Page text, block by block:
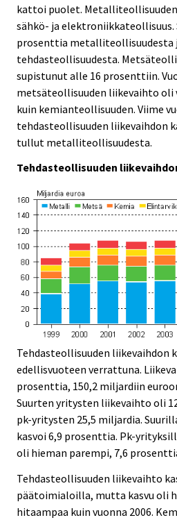
kattoi puolet.
sähkö- ja elektroniikkateollisuus.
prosenttia metalliteollisuudesta
tehdasteollisuudesta.
supistunut alle 16 prosenttiin.
metsäteollisuuden liikevaihto oli
kuin kemianteollisuuden. Viime
tehdasteollisuuden liikevaihdon
tullut metalliteollisuudesta.
Tehdasteollisuuden
Tehdasteollisuuden liikevaihdon
edellisvuoteen verrattuna.
prosenttia, 150,2 miljardiin
Suurten yritysten liikevaihto oli
pk-yritysten 25,5 miljardia.
kasvoi 6,9 prosenttia. Pk-
oli hieman parempi, 7,6
Tehdasteollisuuden liikevaihto
päätoimialoilla, mutta kasvu oli
hitaampaa kuin vuonna 2006.